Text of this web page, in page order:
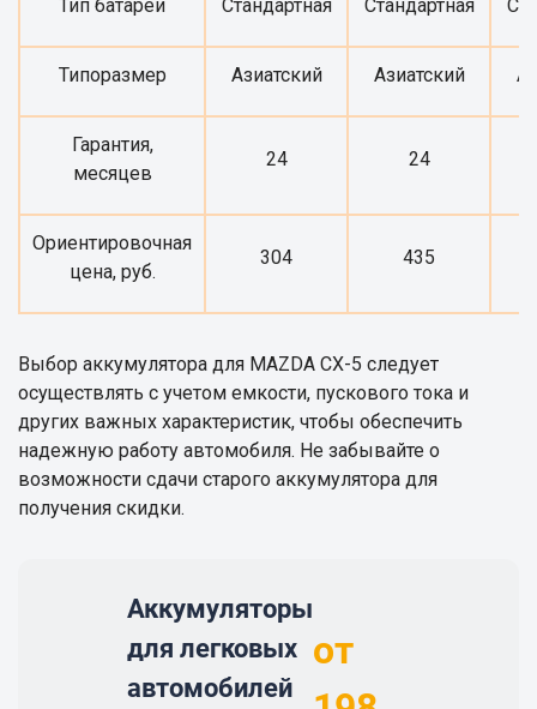
Тип батареи Стандартная Стандартная
Типоразмер Азиатский Азиатский
Гарантия,
месяцев
24 24
Ориентировочная
цена, руб.
304 435
Выбор аккумулятора для MAZDA CX-5 следует
осуществлять с учетом емкости, пускового тока и
других важных характеристик, чтобы обеспечить
надежную работу автомобиля. Не забывайте о
возможности сдачи старого аккумулятора для
получения скидки.
Аккумуляторы
для легковых
автомобилей
от